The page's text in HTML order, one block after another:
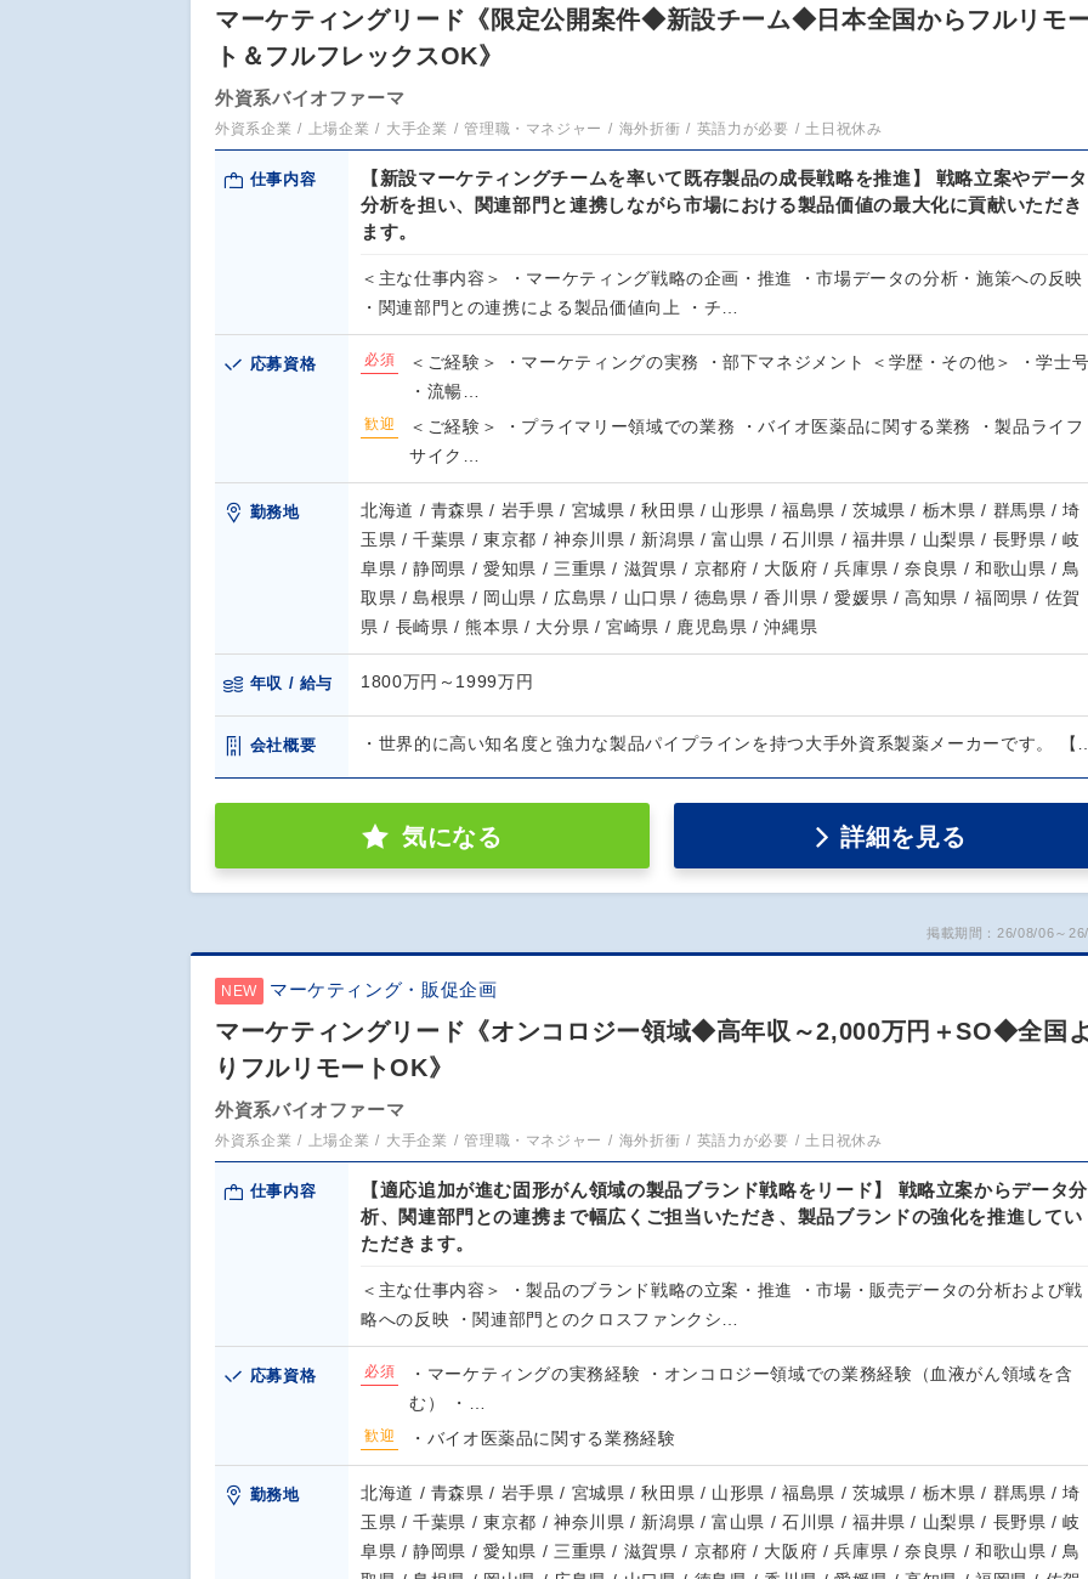
マーケティングリード《限定公開案件◆新設チーム◆日本全国からフルリモ
ト＆フルフレックスOK》
外資系バイオファーマ
外資系企業 上場企業 大手企業 管理職・マネジャー 海外折衝 英語力が必要 土日祝休み
仕事内容
【新設マーケティングチームを率いて既存製品の成長戦略を推進】 戦略立案やデータ
分析を担い、関連部門と連携しながら市場における製品価値の最大化に貢献いただき
ます。
＜主な仕事内容＞ ・マーケティング戦略の企画・推進 ・市場データの分析・施策への反映
・関連部門との連携による製品価値向上 ・チ…
応募資格 必須
＜ご経験＞ ・マーケティングの実務 ・部下マネジメント ＜学歴・その他＞ ・学士
・流暢…
歓迎
＜ご経験＞ ・プライマリー領域での業務 ・バイオ医薬品に関する業務 ・製品ライフ
サイク…
勤務地
北海道 / 青森県 / 岩手県 / 宮城県 / 秋田県 / 山形県 / 福島県 / 茨城県 / 栃木県 / 群馬県 / 埼
玉県 / 千葉県 / 東京都 / 神奈川県 / 新潟県 / 富山県 / 石川県 / 福井県 / 山梨県 / 長野県 / 岐
阜県 / 静岡県 / 愛知県 / 三重県 / 滋賀県 / 京都府 / 大阪府 / 兵庫県 / 奈良県 / 和歌山県 / 鳥
取県 / 島根県 / 岡山県 / 広島県 / 山口県 / 徳島県 / 香川県 / 愛媛県 / 高知県 / 福岡県 / 佐賀
県 / 長崎県 / 熊本県 / 大分県 / 宮崎県 / 鹿児島県 / 沖縄県
年収 / 給与 1800万円～1999万円
会社概要 ・世界的に高い知名度と強力な製品パイプラインを持つ大手外資系製薬メーカーです。
気になる 詳細を見る
掲載期間：26/08/06～
NEW マーケティング・販促企画
マーケティングリード《オンコロジー領域◆高年収～2,000万円＋SO◆全国
りフルリモートOK》
外資系バイオファーマ
外資系企業 上場企業 大手企業 管理職・マネジャー 海外折衝 英語力が必要 土日祝休み
仕事内容
【適応追加が進む固形がん領域の製品ブランド戦略をリード】 戦略立案からデータ分
析、関連部門との連携まで幅広くご担当いただき、製品ブランドの強化を推進してい
ただきます。
＜主な仕事内容＞ ・製品のブランド戦略の立案・推進 ・市場・販売データの分析および戦
略への反映 ・関連部門とのクロスファンクシ…
応募資格 必須
・マーケティングの実務経験 ・オンコロジー領域での業務経験（血液がん領域を含
む） ・…
歓迎 ・バイオ医薬品に関する業務経験
勤務地
北海道 / 青森県 / 岩手県 / 宮城県 / 秋田県 / 山形県 / 福島県 / 茨城県 / 栃木県 / 群馬県 / 埼
玉県 / 千葉県 / 東京都 / 神奈川県 / 新潟県 / 富山県 / 石川県 / 福井県 / 山梨県 / 長野県 / 岐
阜県 / 静岡県 / 愛知県 / 三重県 / 滋賀県 / 京都府 / 大阪府 / 兵庫県 / 奈良県 / 和歌山県 / 鳥